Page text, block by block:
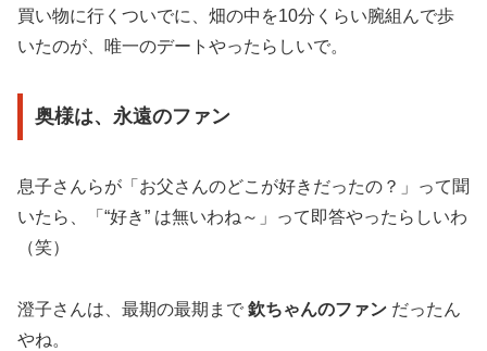
買い物に行くついでに、畑の中を10分くらい腕組んで歩
いたのが、唯一のデートやったらしいで。
奥様は、永遠のファン
息子さんらが「お父さんのどこが好きだったの？」って聞
いたら、「“好き” は無いわね～」って即答やったらしいわ
（笑）
澄子さんは、最期の最期まで 欽ちゃんのファン だったん
やね。